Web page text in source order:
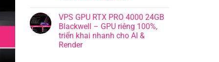
VPS GPU RTX PRO 4000 24GB
Blackwell – GPU riêng 100%,
triển khai nhanh cho AI &
Render